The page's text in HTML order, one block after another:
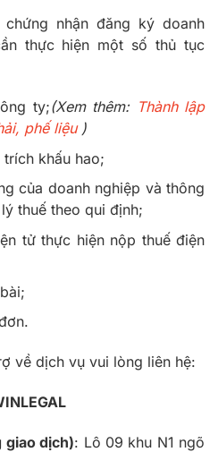
nhận đăng ký doanh
thực hiện một số thủ tục
ty;(Xem thêm: Thành lập
phế liệu)
khấu hao;
của doanh nghiệp và thông
thuế theo qui định;
tử thực hiện nộp thuế điện
về dịch vụ vui lòng liên hệ:
giao dịch): Lô 09 khu N1 ngõ